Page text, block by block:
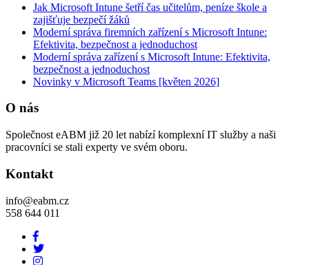
Jak Microsoft Intune šetří čas učitelům, peníze škole a
zajišťuje bezpečí žáků
Moderní správa firemních zařízení s Microsoft Intune:
Efektivita, bezpečnost a jednoduchost
Moderní správa zařízení s Microsoft Intune: Efektivita,
bezpečnost a jednoduchost
Novinky v Microsoft Teams [květen 2026]
O nás
Společnost eABM již 20 let nabízí komplexní IT služby a naši
pracovníci se stali experty ve svém oboru.
Kontakt
info@eabm.cz
558 644 011